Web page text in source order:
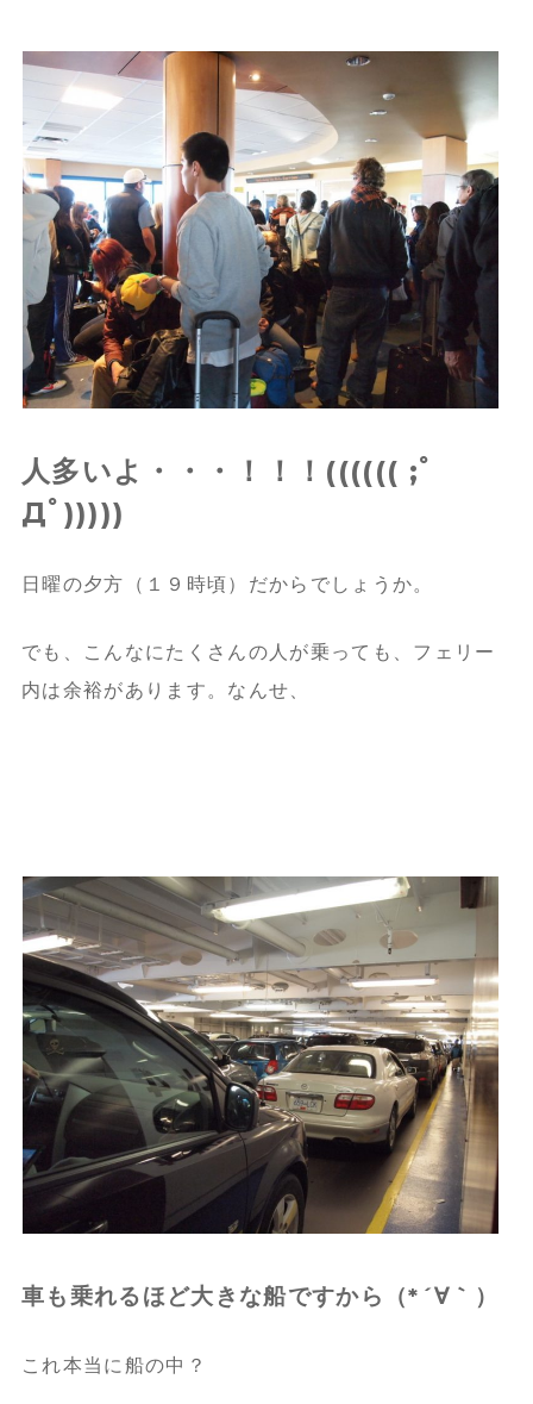
人多いよ・・・！！！(((((( ;ﾟ
Дﾟ)))))
日曜の夕方（１９時頃）だからでしょうか。
でも、こんなにたくさんの人が乗っても、フェリー
内は余裕があります。なんせ、
車も乗れるほど大きな船ですから（*´∀｀）
これ本当に船の中？